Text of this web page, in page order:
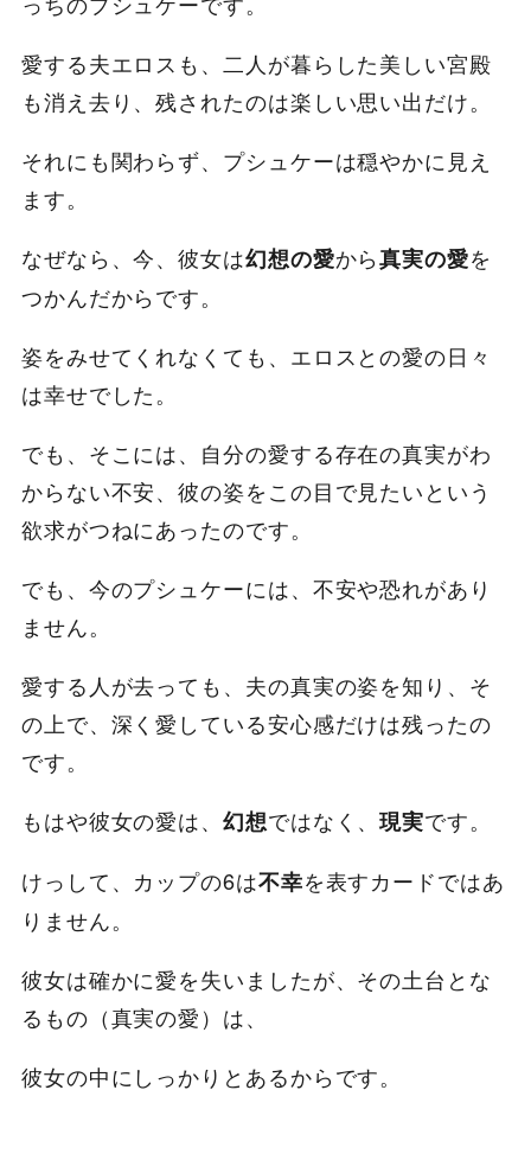
愛する夫エロスも、二人が暮らした美しい宮殿
も消え去り、残されたのは楽しい思い出だけ。
それにも関わらず、プシュケーは穏やかに見え
ます。
なぜなら、今、彼女は幻想の愛から真実の愛を
つかんだからです。
姿をみせてくれなくても、エロスとの愛の日々
は幸せでした。
でも、そこには、自分の愛する存在の真実がわ
からない不安、彼の姿をこの目で見たいという
欲求がつねにあったのです。
でも、今のプシュケーには、不安や恐れがあり
ません。
愛する人が去っても、夫の真実の姿を知り、そ
の上で、深く愛している安心感だけは残ったの
です。
もはや彼女の愛は、幻想ではなく、現実です。
けっして、カップの6は不幸を表すカードではあ
りません。
彼女は確かに愛を失いましたが、その土台とな
るもの（真実の愛）は、
彼女の中にしっかりとあるからです。